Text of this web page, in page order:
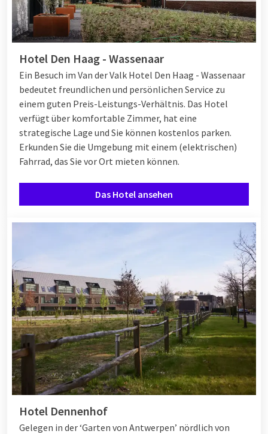
Hotel Den Haag - Wassenaar
Ein Besuch im Van der Valk Hotel Den Haag - Wassenaar
bedeutet freundlichen und persönlichen Service zu
einem guten Preis-Leistungs-Verhältnis. Das Hotel
verfügt über komfortable Zimmer, hat eine
strategische Lage und Sie können kostenlos parken.
Erkunden Sie die Umgebung mit einem (elektrischen)
Fahrrad, das Sie vor Ort mieten können.
Das Hotel ansehen
Hotel Dennenhof
Gelegen in der ‘Garten von Antwerpen’ nördlich von